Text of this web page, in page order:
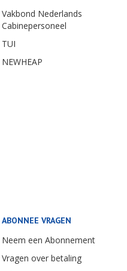
Vakbond Nederlands
Cabinepersoneel
TUI
NEWHEAP
ABONNEE VRAGEN
Neem een Abonnement
Vragen over betaling